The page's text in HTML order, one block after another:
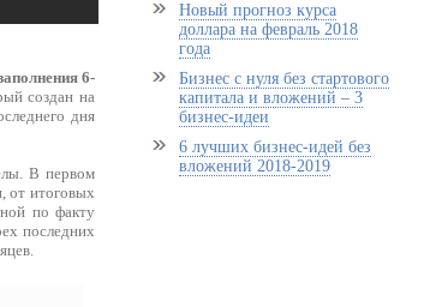
6-
создан на
дня
В первом
от итоговых
по факту
последних
Новый прогноз курса
доллара на февраль 2018
года
Бизнес с нуля без стартового
капитала и вложений – 3
бизнес-идеи
6 лучших бизнес-идей без
вложений 2018-2019